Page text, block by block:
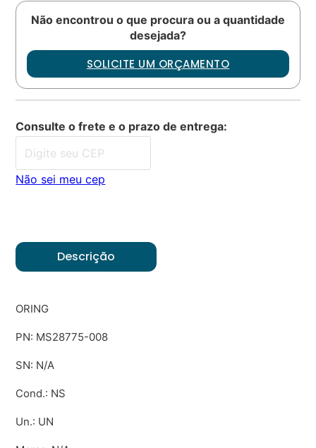
Não encontrou o que procura ou a quantidade
desejada?
SOLICITE UM ORÇAMENTO
Consulte o frete e o prazo de entrega:
Não sei meu cep
Descrição
ORING
PN: MS28775-008
SN: N/A
Cond.: NS
Un.: UN